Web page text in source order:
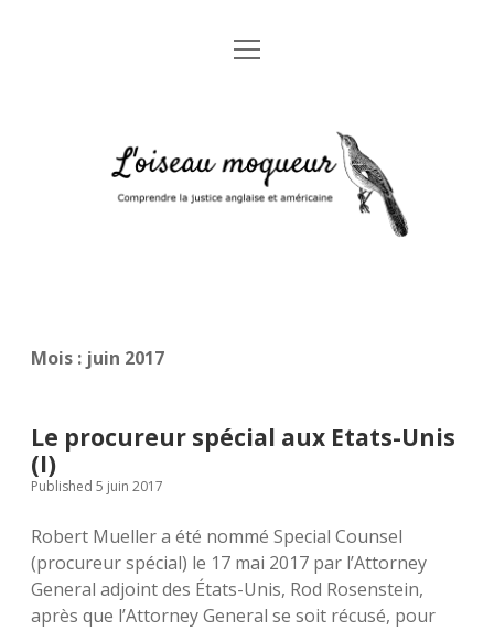
Accueil
Mentions légales
Glossaire juridique anglais-français
open
moqueur
Mois : juin 2017
Le procureur spécial aux Etats-Unis
(I)
Published 5 juin 2017
Robert Mueller a été nommé Special Counsel
(procureur spécial) le 17 mai 2017 par l’Attorney
General adjoint des États-Unis, Rod Rosenstein,
après que l’Attorney General se soit récusé, pour